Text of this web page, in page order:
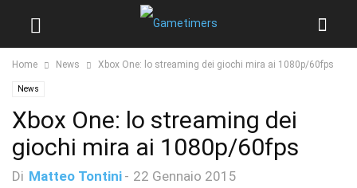
Home News Xbox One: lo streaming dei giochi mira ai 1080p/60fps
News
Xbox One: lo streaming dei
giochi mira ai 1080p/60fps
Di Matteo Tontini - 22 Gennaio 2015